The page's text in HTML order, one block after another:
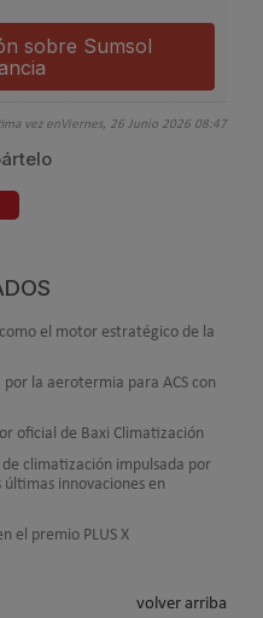
sobre Sumsol
vez enViernes, 26 Junio 2026 08:47
el motor estratégico de la
la aerotermia para ACS con
oficial de Baxi Climatización
climatización impulsada por
innovaciones en
el premio PLUS X
volver arriba